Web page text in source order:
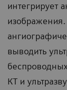
интегрирует
выводить
КТ и